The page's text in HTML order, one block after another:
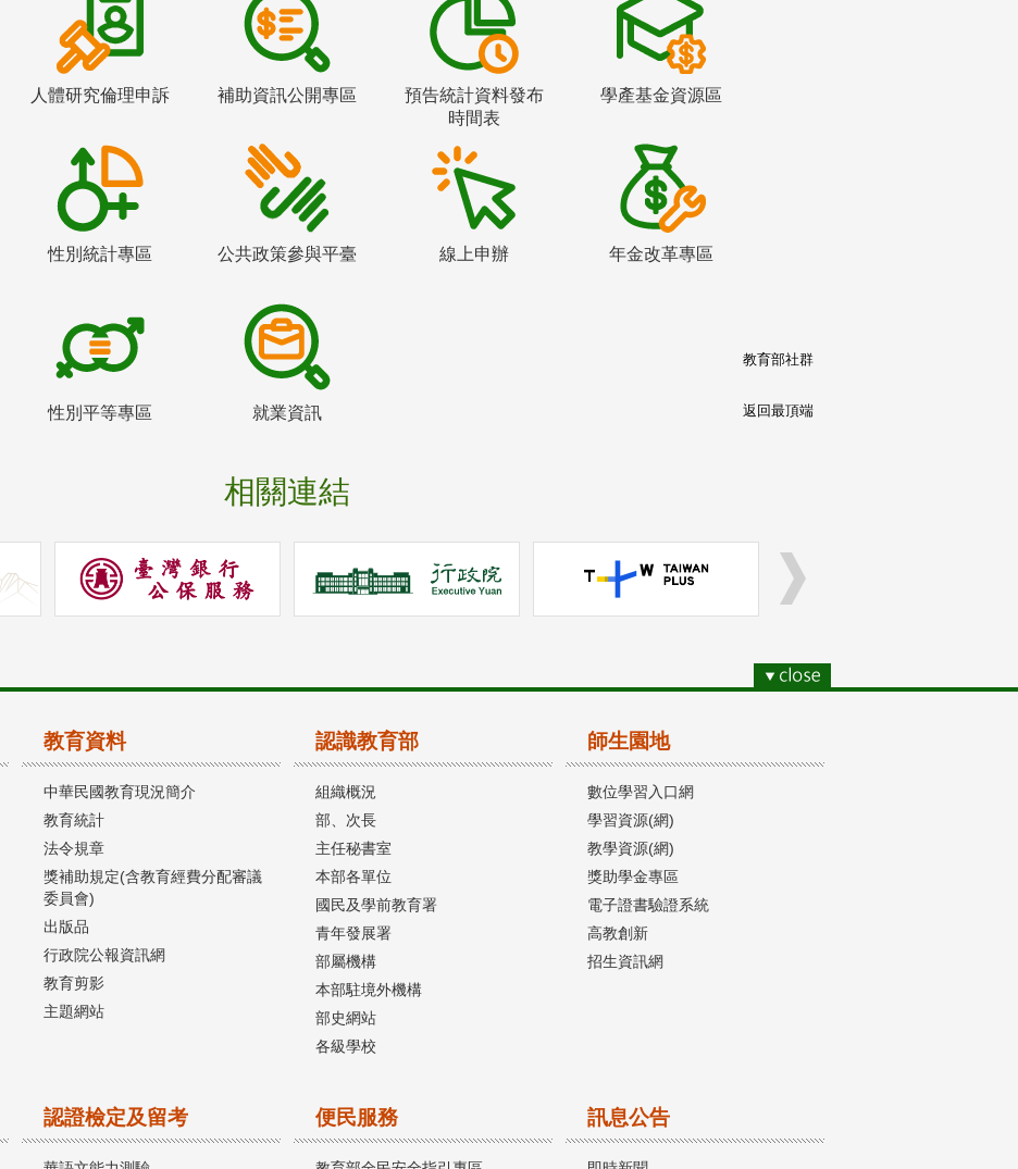
人體研究倫理申訴 補助資訊公開專區
預告統計資料發布
時間表
學產基金資源區
性別統計專區 公共政策參與平臺 線上申辦 年金改革專區
性別平等專區 就業資訊
相關連結
教育部社群
返回最頂端
教育資料
中華民國教育現況簡介
教育統計
法令規章
獎補助規定(含教育經費分配審議
委員會)
出版品
行政院公報資訊網
教育剪影
主題網站
認識教育部
組織概況
部、次長
主任秘書室
本部各單位
國民及學前教育署
青年發展署
部屬機構
本部駐境外機構
部史網站
各級學校
師生園地
數位學習入口網
學習資源(網)
教學資源(網)
獎助學金專區
電子證書驗證系統
高教創新
招生資訊網
認證檢定及留考 便民服務 訊息公告